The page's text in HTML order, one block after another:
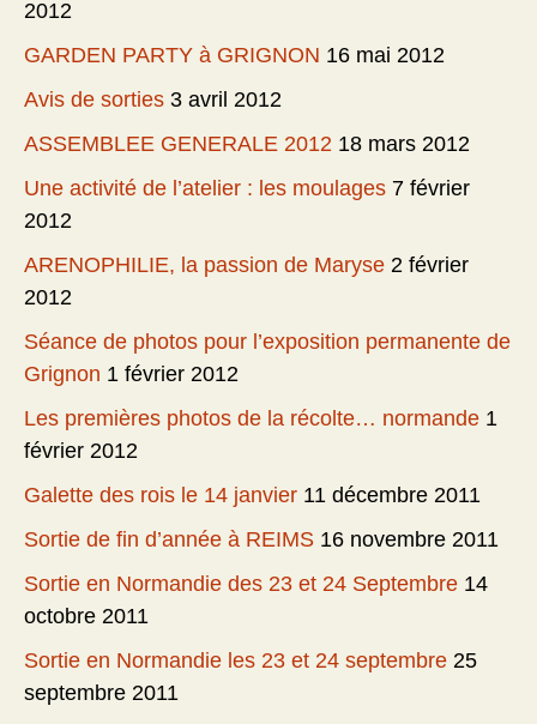
2012
GARDEN PARTY à GRIGNON 16 mai 2012
Avis de sorties 3 avril 2012
ASSEMBLEE GENERALE 2012 18 mars 2012
Une activité de l’atelier : les moulages 7 février
2012
ARENOPHILIE, la passion de Maryse 2 février
2012
Séance de photos pour l’exposition permanente de
Grignon 1 février 2012
Les premières photos de la récolte… normande 1
février 2012
Galette des rois le 14 janvier 11 décembre 2011
Sortie de fin d’année à REIMS 16 novembre 2011
Sortie en Normandie des 23 et 24 Septembre 14
octobre 2011
Sortie en Normandie les 23 et 24 septembre 25
septembre 2011